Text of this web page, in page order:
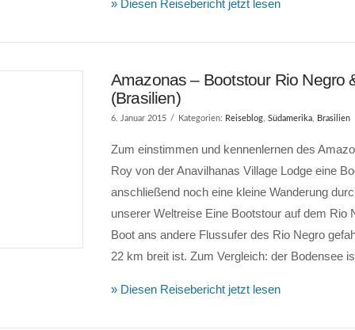
» Diesen Reisebericht jetzt lesen
Amazonas – Bootstour Rio Negro
(Brasilien)
6. Januar 2015 Kategorien: Reiseblog, Südamerika, Brasilien
Zum einstimmen und kennenlernen des
Roy von der Anavilhanas Village Lodge eine
anschließend noch eine kleine Wanderung
unserer Weltreise Eine Bootstour auf dem
Boot ans andere Flussufer des Rio Negro
22 km breit ist. Zum Vergleich: der Bodensee
» Diesen Reisebericht jetzt lesen